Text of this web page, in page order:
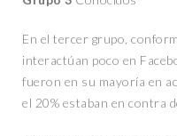
En el tercer grupo,
interactúan poco en
fueron en su mayoría en
el 20% estaban en contra